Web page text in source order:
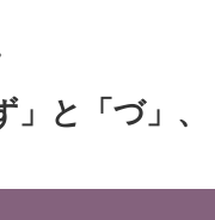
」と「づ」